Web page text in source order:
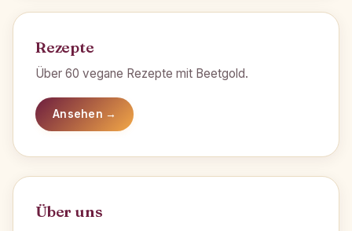
Rezepte
Über 60 vegane Rezepte mit Beetgold.
Ansehen →
Über uns